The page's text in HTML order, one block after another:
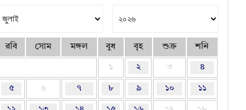
রবি সোম মঙ্গল বুধ বৃহ শুক্র শনি
১ ২ ৩ ৪
৫ ৬ ৭ ৮ ৯ ১০ ১১